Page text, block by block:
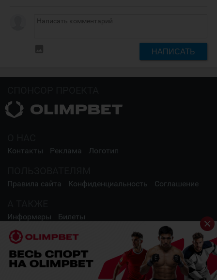
НАПИСАТЬ
Контакты Реклама Логотип
Правила сайта Конфиденциальность Соглашение
Информеры Билеты
СОЦИАЛЬНЫЕ СЕТИ